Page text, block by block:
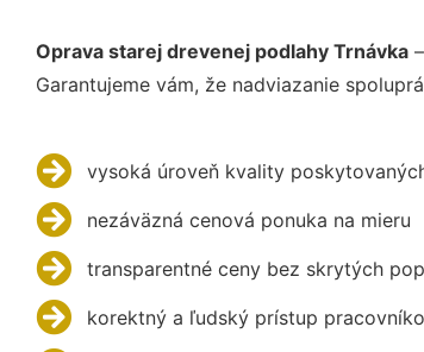
Oprava starej drevenej podlahy Trnávka
Garantujeme vám, že nadviazanie
vysoká úroveň kvality
nezáväzná cenová ponuka na mieru
transparentné ceny bez skrytých
korektný a ľudský prístup